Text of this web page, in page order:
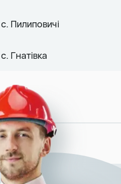
с. Пилиповичі
с. Гнатівка